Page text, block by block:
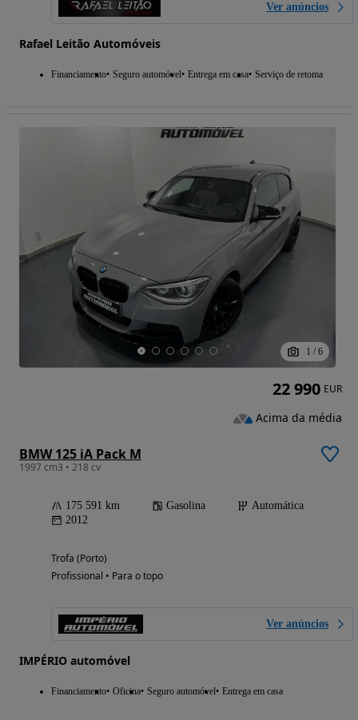
Ver anúncios
Rafael Leitão Automóveis
Financiamento Seguro automóvel Entrega em casa Serviço de retoma
1 / 6
BMW 125 iA Pack M
1997 cm3 • 218 cv
175 591 km Gasolina
Automática
2012
Trofa (Porto)
Profissional • Para o topo
Ver anúncios
IMPÉRIO automóvel
Financiamento Oficina Seguro automóvel Entrega em casa
22 990 EUR
Acima da média